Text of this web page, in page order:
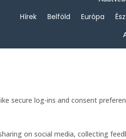
Hírek Belföld Európa
secure log-ins and consent
on social media, collecting